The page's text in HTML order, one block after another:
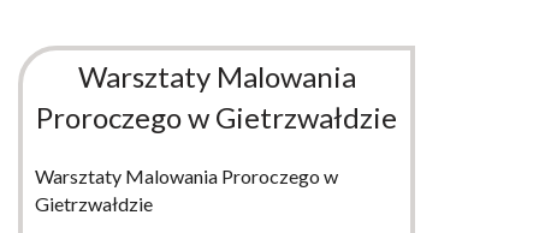
Warsztaty Malowania
Proroczego w Gietrzwałdzie
Warsztaty Malowania Proroczego w
Gietrzwałdzie